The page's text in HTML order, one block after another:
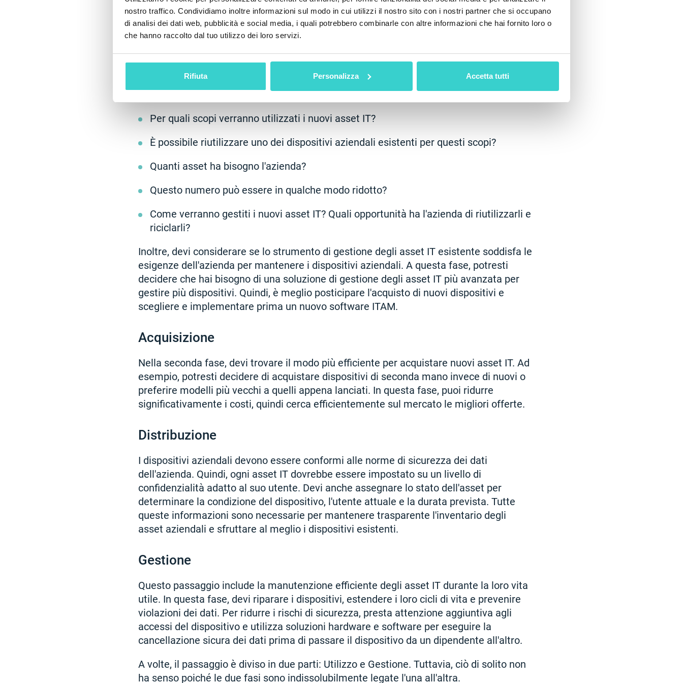
nostro traffico. Condividiamo inoltre informazioni sul modo in cui utilizzi il nostro sito con i nostri partner che si occupano
di analisi dei dati web, pubblicità e social media, i quali potrebbero combinarle con altre informazioni che hai fornito loro o
che hanno raccolto dal tuo utilizzo dei loro servizi.
Rifiuta Personalizza Accetta tutti
Vediamo da vicino la sua versione più semplice che combina le migliori pratiche per
ottimizzare l'uso degli asset. Consiste di cinque passaggi sequenziali:
Preparazione
Prima di acquistare il dispositivo, devi assicurarti di prendere una decisione calcolata.
Per acquisire asset IT considerati, rispondi alle seguenti domande:
Per quali scopi verranno utilizzati i nuovi asset IT?
È possibile riutilizzare uno dei dispositivi aziendali esistenti per questi scopi?
Quanti asset ha bisogno l'azienda?
Questo numero può essere in qualche modo ridotto?
Come verranno gestiti i nuovi asset IT? Quali opportunità ha l'azienda di riutilizzarli e
riciclarli?
Inoltre, devi considerare se lo strumento di gestione degli asset IT esistente soddisfa le
esigenze dell'azienda per mantenere i dispositivi aziendali. A questa fase, potresti
decidere che hai bisogno di una soluzione di gestione degli asset IT più avanzata per
gestire più dispositivi. Quindi, è meglio posticipare l'acquisto di nuovi dispositivi e
scegliere e implementare prima un nuovo software ITAM.
Acquisizione
Nella seconda fase, devi trovare il modo più efficiente per acquistare nuovi asset IT. Ad
esempio, potresti decidere di acquistare dispositivi di seconda mano invece di nuovi o
preferire modelli più vecchi a quelli appena lanciati. In questa fase, puoi ridurre
significativamente i costi, quindi cerca efficientemente sul mercato le migliori offerte.
Distribuzione
I dispositivi aziendali devono essere conformi alle norme di sicurezza dei dati
dell'azienda. Quindi, ogni asset IT dovrebbe essere impostato su un livello di
confidenzialità adatto al suo utente. Devi anche assegnare lo stato dell'asset per
determinare la condizione del dispositivo, l'utente attuale e la durata prevista. Tutte
queste informazioni sono necessarie per mantenere trasparente l'inventario degli
asset aziendali e sfruttare al meglio i dispositivi esistenti.
Gestione
Questo passaggio include la manutenzione efficiente degli asset IT durante la loro vita
utile. In questa fase, devi riparare i dispositivi, estendere i loro cicli di vita e prevenire
violazioni dei dati. Per ridurre i rischi di sicurezza, presta attenzione aggiuntiva agli
accessi del dispositivo e utilizza soluzioni hardware e software per eseguire la
cancellazione sicura dei dati prima di passare il dispositivo da un dipendente all'altro.
A volte, il passaggio è diviso in due parti: Utilizzo e Gestione. Tuttavia, ciò di solito non
ha senso poiché le due fasi sono indissolubilmente legate l'una all'altra.